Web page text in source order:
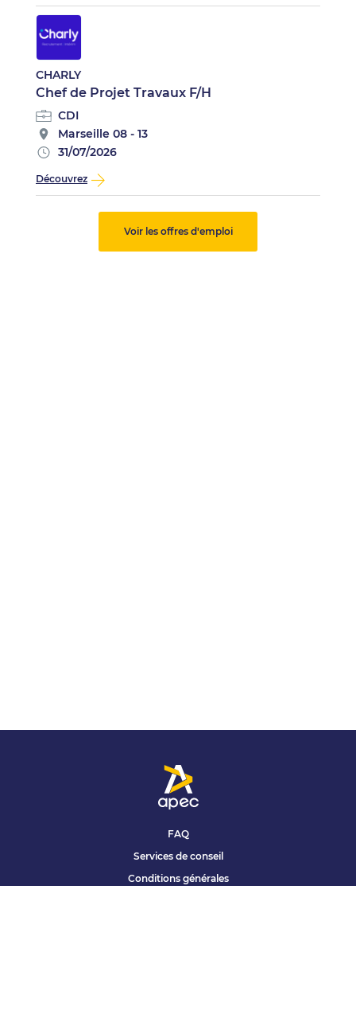
CHARLY
Chef de Projet Travaux F/H
CDI
Marseille 08 - 13
31/07/2026
Découvrez
Voir les offres d'emploi
FAQ
Services de conseil
Conditions générales